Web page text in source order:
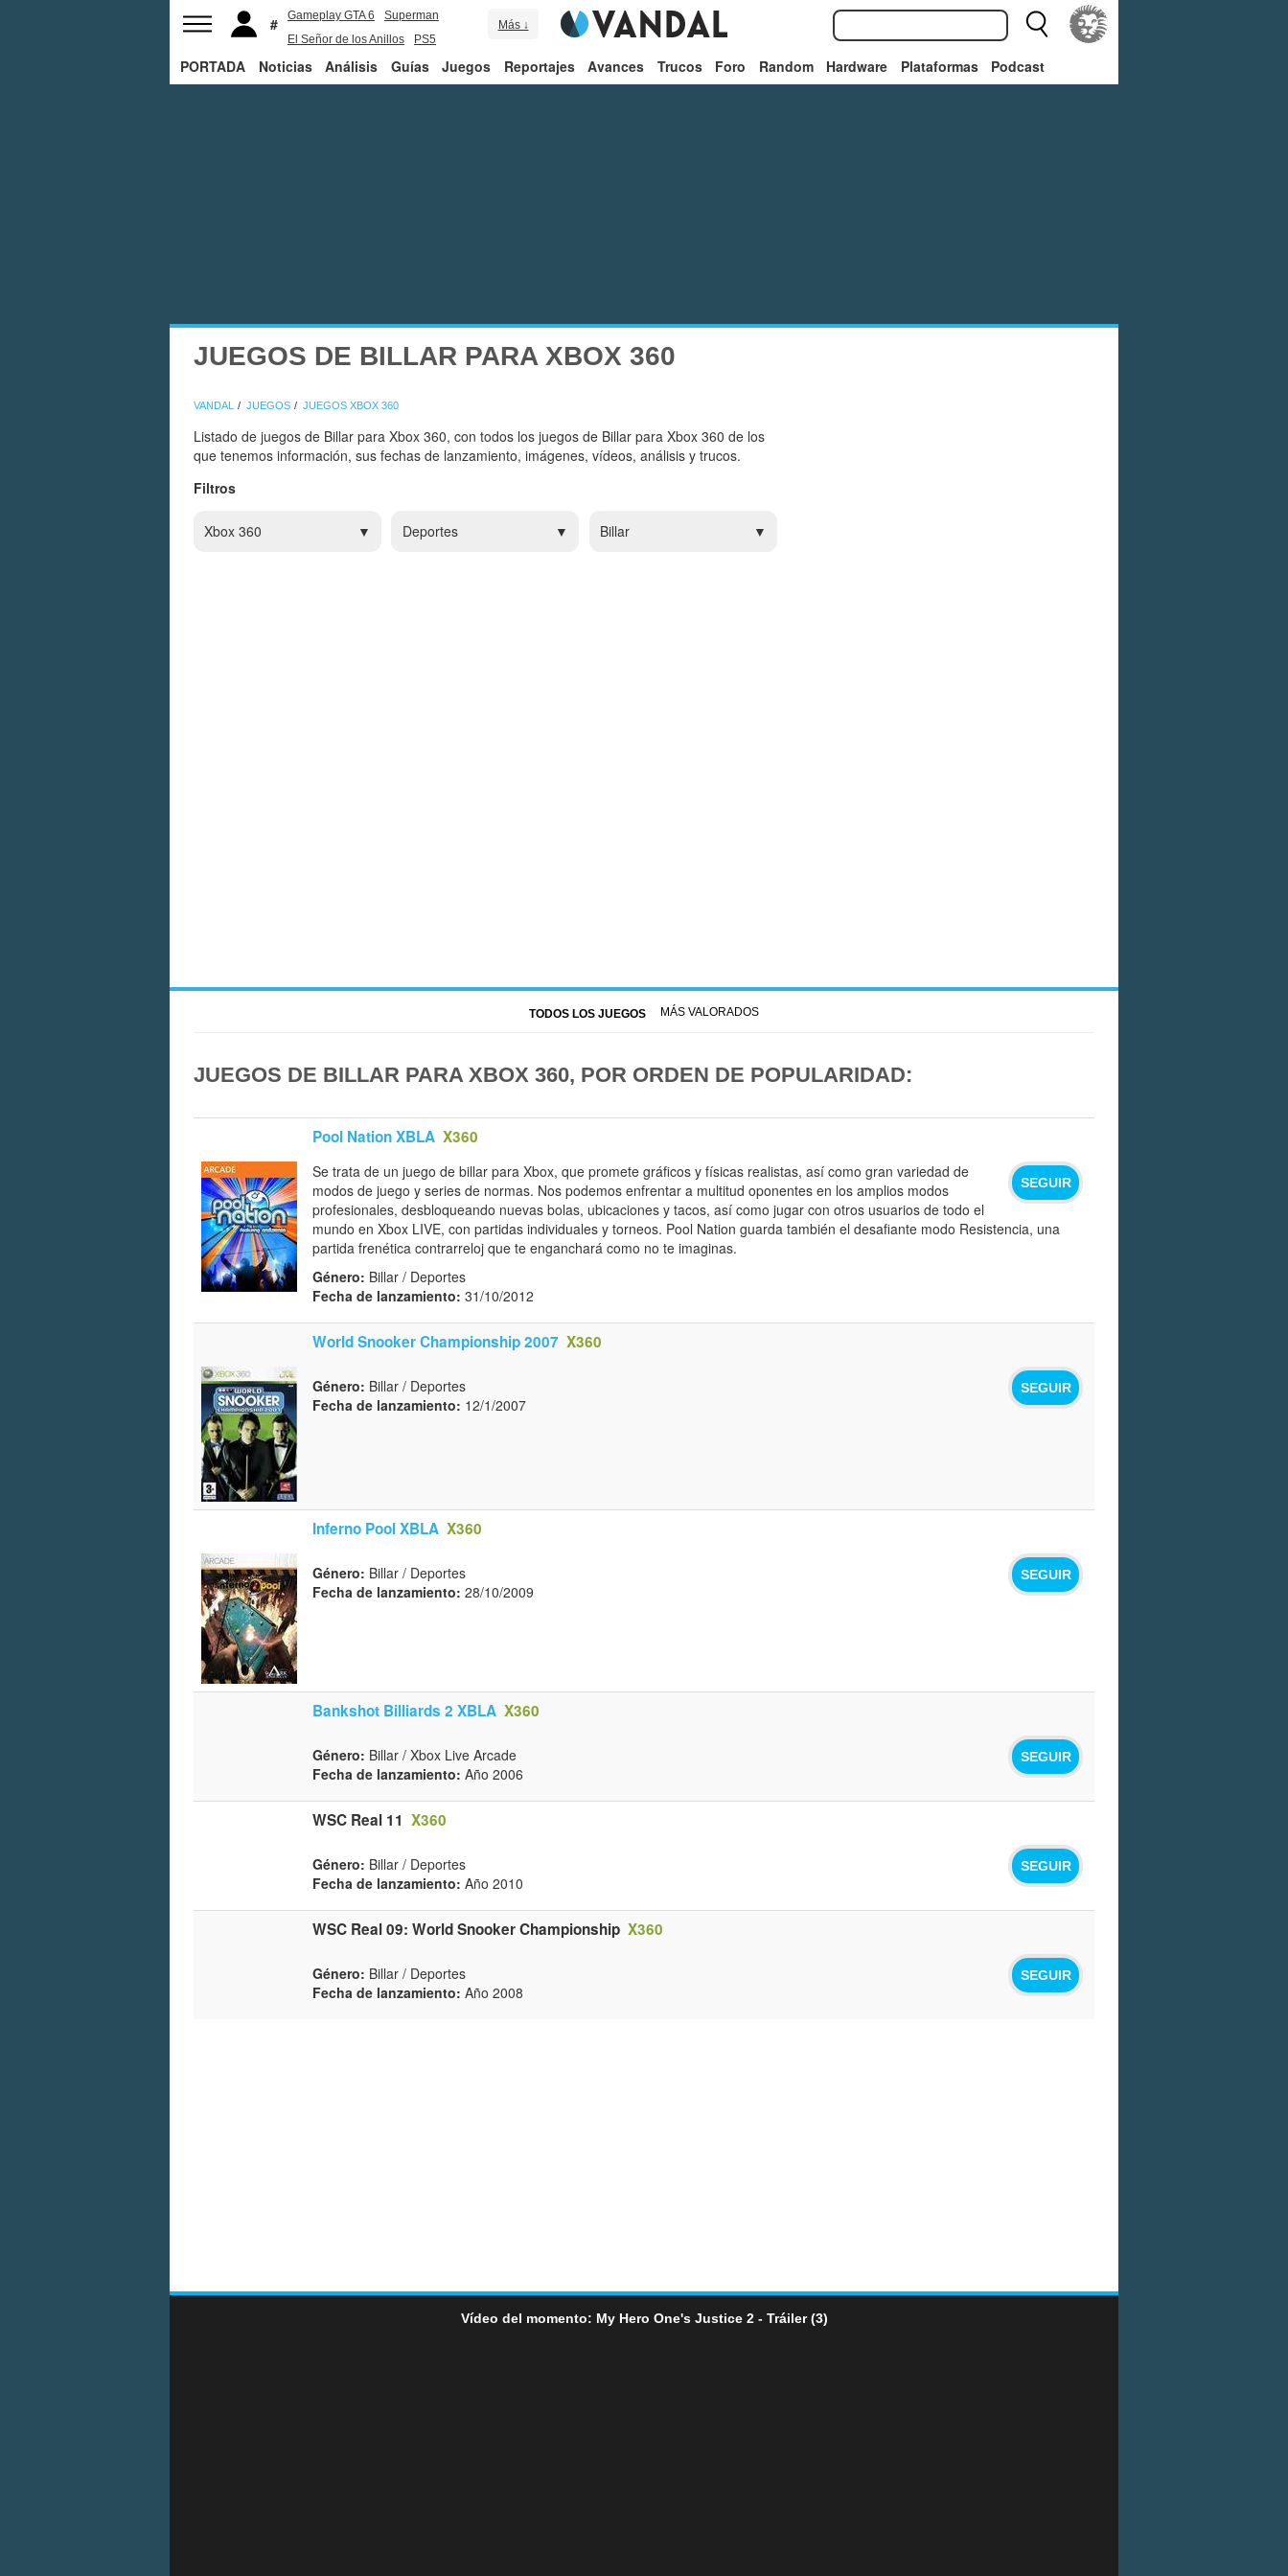
Gameplay GTA 6
Superman
El Señor de los Anillos
PS5
Más ↓
PORTADA Noticias Análisis Guías Juegos Reportajes Avances Trucos Foro Random Hardware Plataformas Podcast
JUEGOS DE BILLAR PARA XBOX 360
VANDAL JUEGOS JUEGOS XBOX 360
Listado de juegos de Billar para Xbox 360, con todos los juegos de Billar para Xbox 360 de los
que tenemos información, sus fechas de lanzamiento, imágenes, vídeos, análisis y trucos.
Filtros
Xbox 360 Deportes Billar
TODOS LOS JUEGOS MÁS VALORADOS
JUEGOS DE BILLAR PARA XBOX 360, POR ORDEN DE POPULARIDAD:
Pool Nation XBLA X360
SEGUIR
Se trata de un juego de billar para Xbox, que promete gráficos y físicas realistas, así como gran variedad de
modos de juego y series de normas. Nos podemos enfrentar a multitud oponentes en los amplios modos
profesionales, desbloqueando nuevas bolas, ubicaciones y tacos, así como jugar con otros usuarios de todo el
mundo en Xbox LIVE, con partidas individuales y torneos. Pool Nation guarda también el desafiante modo Resistencia, una
partida frenética contrarreloj que te enganchará como no te imaginas.
Género: Billar / Deportes
Fecha de lanzamiento: 31/10/2012
World Snooker Championship 2007 X360
SEGUIR
Género: Billar / Deportes
Fecha de lanzamiento: 12/1/2007
Inferno Pool XBLA X360
SEGUIR
Género: Billar / Deportes
Fecha de lanzamiento: 28/10/2009
Bankshot Billiards 2 XBLA X360
SEGUIR
Género: Billar / Xbox Live Arcade
Fecha de lanzamiento: Año 2006
WSC Real 11 X360
SEGUIR
Género: Billar / Deportes
Fecha de lanzamiento: Año 2010
WSC Real 09: World Snooker Championship X360
SEGUIR
Género: Billar / Deportes
Fecha de lanzamiento: Año 2008
Vídeo del momento: My Hero One's Justice 2 - Tráiler (3)